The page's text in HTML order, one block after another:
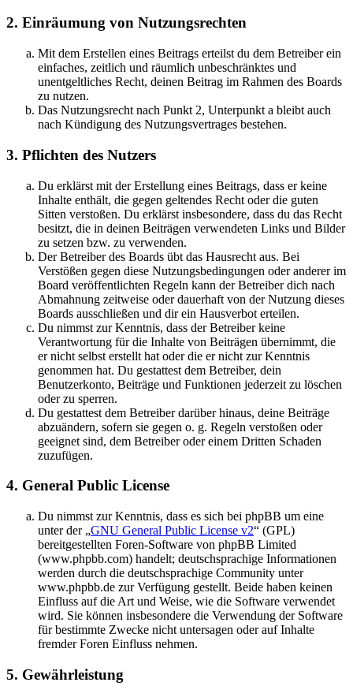
2. Einräumung von Nutzungsrechten
Mit dem Erstellen eines Beitrags erteilst du dem Betreiber ein
einfaches, zeitlich und räumlich unbeschränktes und
unentgeltliches Recht, deinen Beitrag im Rahmen des Boards
zu nutzen.
Das Nutzungsrecht nach Punkt 2, Unterpunkt a bleibt auch
nach Kündigung des Nutzungsvertrages bestehen.
3. Pflichten des Nutzers
Du erklärst mit der Erstellung eines Beitrags, dass er keine
Inhalte enthält, die gegen geltendes Recht oder die guten
Sitten verstoßen. Du erklärst insbesondere, dass du das Recht
besitzt, die in deinen Beiträgen verwendeten Links und Bilder
zu setzen bzw. zu verwenden.
Der Betreiber des Boards übt das Hausrecht aus. Bei
Verstößen gegen diese Nutzungsbedingungen oder anderer im
Board veröffentlichten Regeln kann der Betreiber dich nach
Abmahnung zeitweise oder dauerhaft von der Nutzung dieses
Boards ausschließen und dir ein Hausverbot erteilen.
Du nimmst zur Kenntnis, dass der Betreiber keine
Verantwortung für die Inhalte von Beiträgen übernimmt, die
er nicht selbst erstellt hat oder die er nicht zur Kenntnis
genommen hat. Du gestattest dem Betreiber, dein
Benutzerkonto, Beiträge und Funktionen jederzeit zu löschen
oder zu sperren.
Du gestattest dem Betreiber darüber hinaus, deine Beiträge
abzuändern, sofern sie gegen o. g. Regeln verstoßen oder
geeignet sind, dem Betreiber oder einem Dritten Schaden
zuzufügen.
4. General Public License
Du nimmst zur Kenntnis, dass es sich bei phpBB um eine
unter der „GNU General Public License v2“ (GPL)
bereitgestellten Foren-Software von phpBB Limited
(www.phpbb.com) handelt; deutschsprachige Informationen
werden durch die deutschsprachige Community unter
www.phpbb.de zur Verfügung gestellt. Beide haben keinen
Einfluss auf die Art und Weise, wie die Software verwendet
wird. Sie können insbesondere die Verwendung der Software
für bestimmte Zwecke nicht untersagen oder auf Inhalte
fremder Foren Einfluss nehmen.
5. Gewährleistung